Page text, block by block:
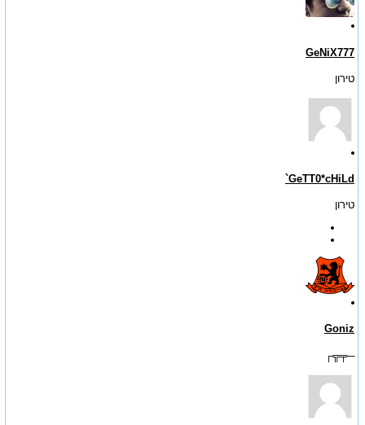
GeNiX777
טירון
GeTT0*cHiLd`
טירון
Goniz
─╤╦┌